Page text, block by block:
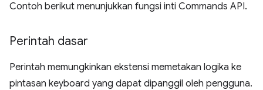
Contoh berikut menunjukkan fungsi inti Commands API.
Perintah dasar
Perintah memungkinkan ekstensi memetakan logika ke
pintasan keyboard yang dapat dipanggil oleh pengguna.